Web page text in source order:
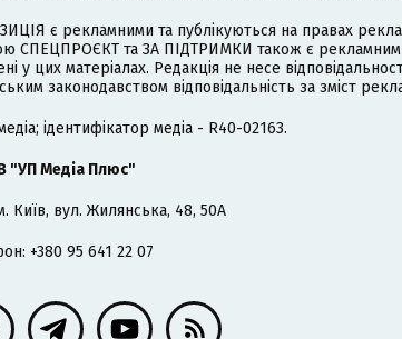
є рекламними та публікуються на правах
СПЕЦПРОЄКТ та ЗА ПІДТРИМКИ також є
у цих матеріалах. Редакція не несе
законодавством відповідальність за зміст
ідентифікатор медіа - R40-02163.
"УП Медіа Плюс"
Київ, вул. Жилянська, 48, 50А
+380 95 641 22 07